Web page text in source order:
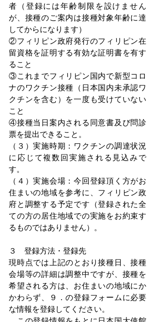
者（登録には年齢制限を設けません
が、接種のご案内は接種対象年齢に達
してからになります）
②フィリピン政府発行のフィリピン在
留資格を証明する有効な証明書を有す
ること
③これまでフィリピン国内で新型コロ
ナのワクチン接種（日本国内未承認ワ
クチンを含む）を一度も受けていない
こと
④接種当日案内される同意書及び問診
票を提出できること。
（３）実施時期：ワクチンの調達状況
に応じて複数回実施される見込みで
す。
（４）実施会場：今回登録頂く方がお
住まいの地域を参考に、フィリピン政
府と調整する予定です（登録された全
ての方の居住地域での実施をお約束す
るものではありません）。
３　登録方法・登録先
現時点では上記のとおり接種日、接種
会場等の詳細は調整中ですが、接種を
希望される方は、お住まいの地域にか
かわらず、９．の登録フォームに必要
な情報を登録してください。